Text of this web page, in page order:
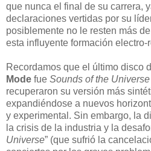
que nunca el final de su carrera,
declaraciones vertidas por su
posiblemente no le resten más
esta influyente formación electro-
Recordamos que el último disco
Mode fue Sounds of the Universe
recuperaron su versión más
expandiéndose a nuevos
y experimental. Sin embargo, la
la crisis de la industria y la
Universe” (que sufrió la